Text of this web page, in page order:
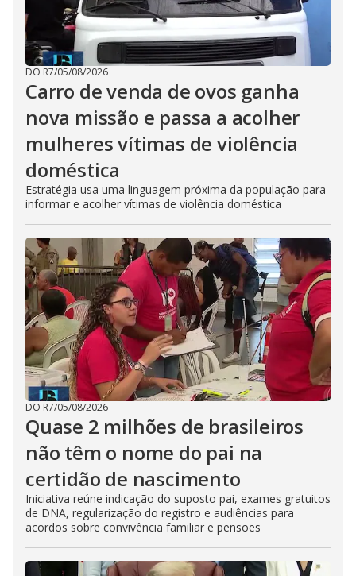
DO R7/05/08/2026
Carro de venda de ovos ganha
nova missão e passa a acolher
mulheres vítimas de violência
doméstica
Estratégia usa uma linguagem próxima da população para
informar e acolher vítimas de violência doméstica
DO R7/05/08/2026
Quase 2 milhões de brasileiros
não têm o nome do pai na
certidão de nascimento
Iniciativa reúne indicação do suposto pai, exames gratuitos
de DNA, regularização do registro e audiências para
acordos sobre convivência familiar e pensões